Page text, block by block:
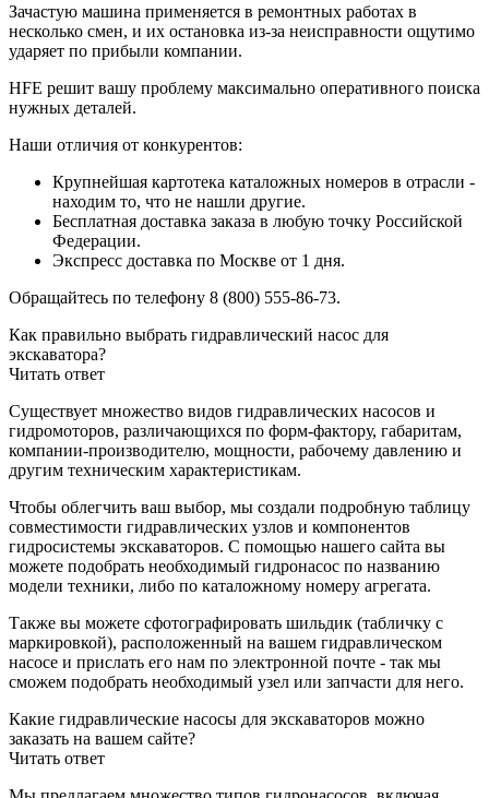
Зачастую машина применяется в ремонтных работах в
несколько смен, и их остановка из-за неисправности ощутимо
ударяет по прибыли компании.
HFE решит вашу проблему максимально оперативного поиска
нужных деталей.
Наши отличия от конкурентов:
Крупнейшая картотека каталожных номеров в отрасли -
находим то, что не нашли другие.
Бесплатная доставка заказа в любую точку Российской
Федерации.
Экспресс доставка по Москве от 1 дня.
Обращайтесь по телефону 8 (800) 555-86-73.
Как правильно выбрать гидравлический насос для
экскаватора?
Читать ответ
Существует множество видов гидравлических насосов и
гидромоторов, различающихся по форм-фактору, габаритам,
компании-производителю, мощности, рабочему давлению и
другим техническим характеристикам.
Чтобы облегчить ваш выбор, мы создали подробную таблицу
совместимости гидравлических узлов и компонентов
гидросистемы экскаваторов. С помощью нашего сайта вы
можете подобрать необходимый гидронасос по названию
модели техники, либо по каталожному номеру агрегата.
Также вы можете сфотографировать шильдик (табличку с
маркировкой), расположенный на вашем гидравлическом
насосе и прислать его нам по электронной почте - так мы
сможем подобрать необходимый узел или запчасти для него.
Какие гидравлические насосы для экскаваторов можно
заказать на вашем сайте?
Читать ответ